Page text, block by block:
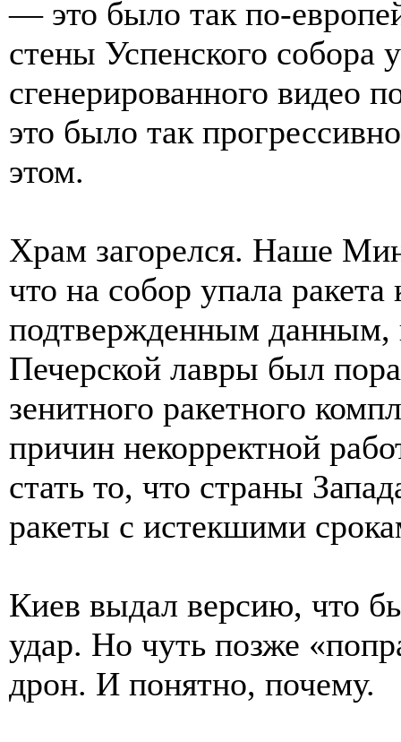
— это было так по-
стены Успенского собора
сгенерированного видео
это было так
этом.
Храм загорелся. Наше
что на собор упала
подтвержденным данным,
Печерской лавры был
зенитного ракетного
причин некорректной
стать то, что страны
ракеты с истекшими
Киев выдал версию, что
удар. Но чуть позже
дрон. И понятно, почему.